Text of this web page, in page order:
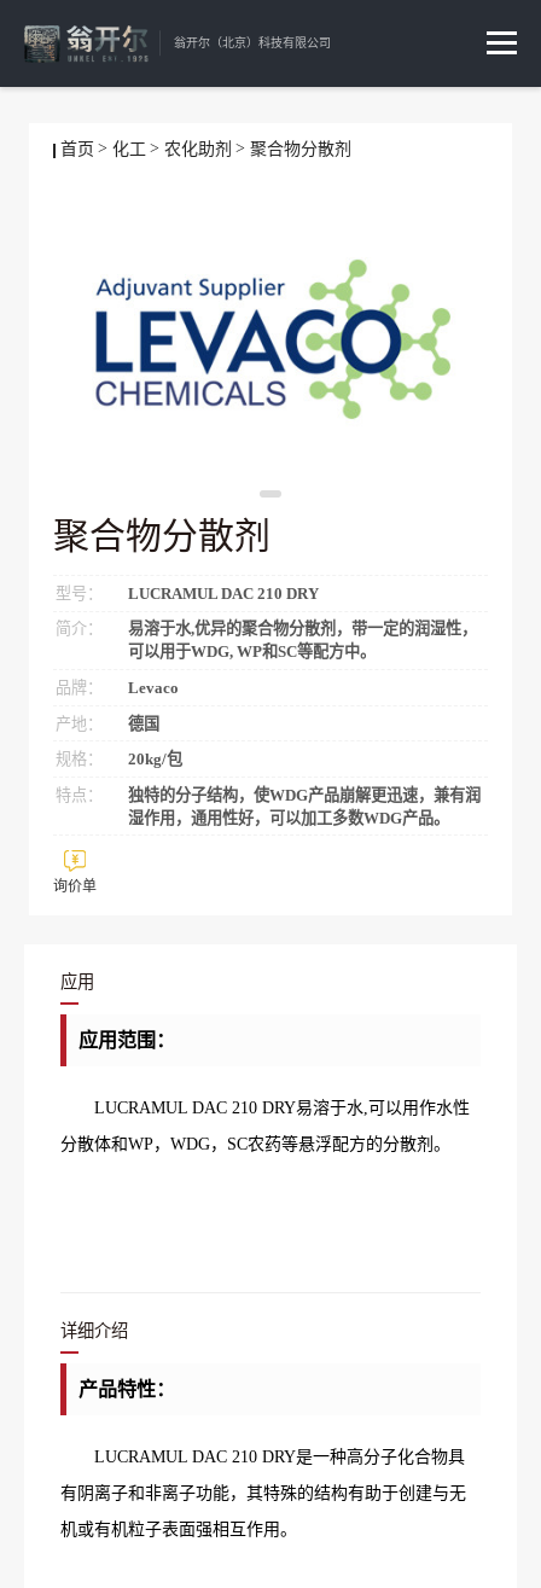
翁开尔（北京）科技有限公司
首页 化工 农化助剂 聚合物分散剂
聚合物分散剂
型号：
LUCRAMUL DAC 210 DRY
简介：
易溶于水,优异的聚合物分散剂，带一定的润湿性，
可以用于WDG, WP和SC等配方中。
品牌：
Levaco
产地：
德国
规格：
20kg/包
特点：
独特的分子结构，使WDG产品崩解更迅速，兼有润
湿作用，通用性好，可以加工多数WDG产品。
询价单
应用
应用范围：
LUCRAMUL DAC 210 DRY易溶于水,可以用作水性
分散体和WP，WDG，SC农药等悬浮配方的分散剂。
详细介绍
产品特性：
LUCRAMUL DAC 210 DRY是一种高分子化合物具
有阴离子和非离子功能，其特殊的结构有助于创建与无
机或有机粒子表面强相互作用。